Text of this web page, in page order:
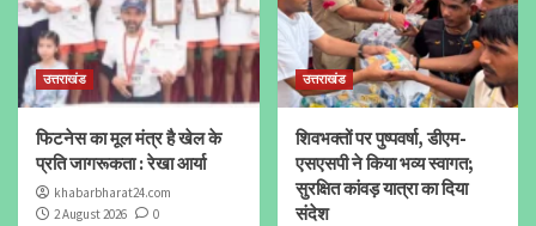
उत्तराखंड
फिटनेस का मूल मंत्र है खेल के
प्रति जागरूकता : रेखा आर्या
khabarbharat24.com
2 August 2026
0
उत्तराखंड
शिवभक्तों पर पुष्पवर्षा, डीएम-
एसएसपी ने किया भव्य स्वागत;
सुरक्षित कांवड़ यात्रा का दिया
संदेश